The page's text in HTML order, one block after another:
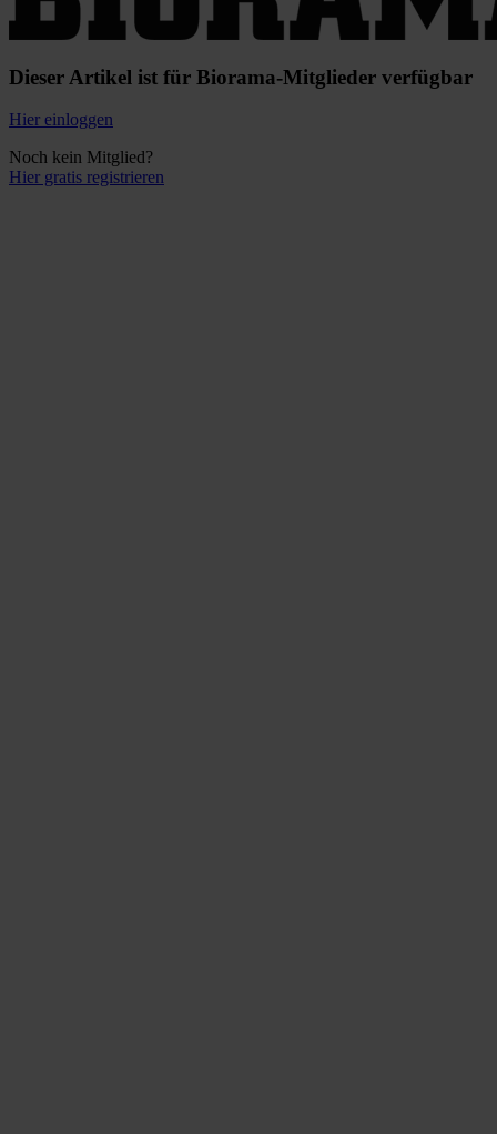
Dieser Artikel ist für Biorama-Mitglieder verfügbar
Hier einloggen
Noch kein Mitglied?
Hier gratis registrieren